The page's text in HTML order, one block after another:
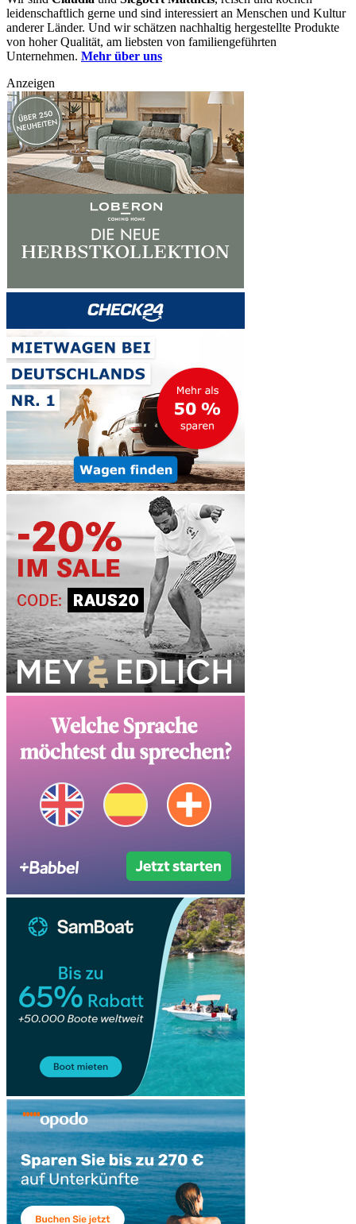
leidenschaftlich gerne und sind interessiert an Menschen und Kultur
anderer Länder. Und wir schätzen nachhaltig hergestellte Produkte
von hoher Qualität, am liebsten von familiengeführten
Unternehmen. Mehr über uns
Anzeigen